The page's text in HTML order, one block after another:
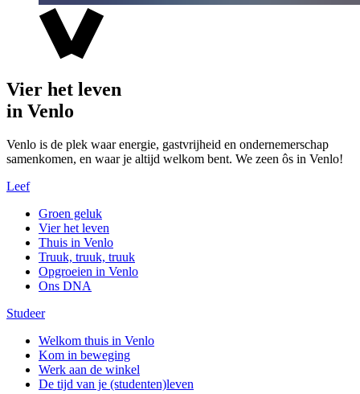
Vier het leven
in Venlo
Venlo is de plek waar energie, gastvrijheid en ondernemerschap
samenkomen, en waar je altijd welkom bent. We zeen ôs in Venlo!
Leef
Groen geluk
Vier het leven
Thuis in Venlo
Truuk, truuk, truuk
Opgroeien in Venlo
Ons DNA
Studeer
Welkom thuis in Venlo
Kom in beweging
Werk aan de winkel
De tijd van je (studenten)leven